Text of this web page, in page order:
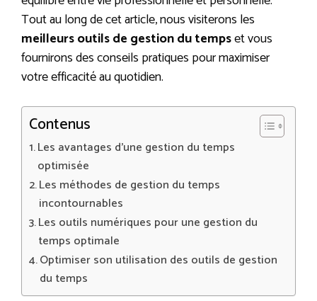
Tout au long de cet article, nous visiterons les
meilleurs outils de gestion du tempset vous
fournirons des conseils pratiques pour maximiser
votre efficacité au quotidien.
Contenus
Les avantages d’une gestion du temps
optimisée
Les méthodes de gestion du temps
incontournables
Les outils numériques pour une gestion du
temps optimale
Optimiser son utilisation des outils de gestion
du temps